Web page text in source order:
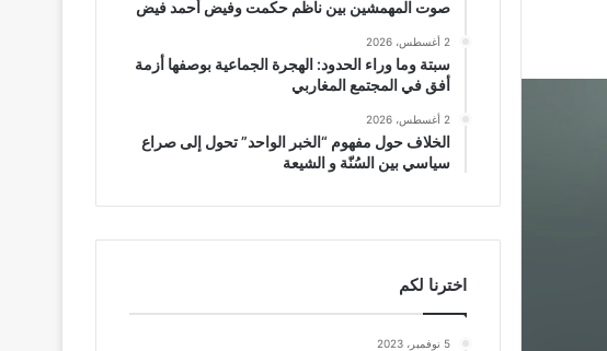
صوت المهمشين بين ناظم حكمت وفيض أحمد فيض
2 أغسطس، 2026
سبتة وما وراء الحدود: الهجرة الجماعية بوصفها أزمة
أفق في المجتمع المغاربي
2 أغسطس، 2026
الخلاف حول مفهوم “الخبر الواحد” تحول إلى صراع
سياسي بين السُنّة و الشيعة
اخترنا لكم
5 نوفمبر، 2023